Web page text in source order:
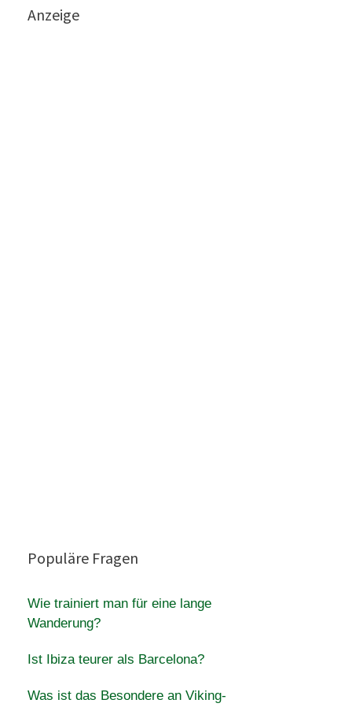
Anzeige
Populäre Fragen
Wie trainiert man für eine lange
Wanderung?
Ist Ibiza teurer als Barcelona?
Was ist das Besondere an Viking-